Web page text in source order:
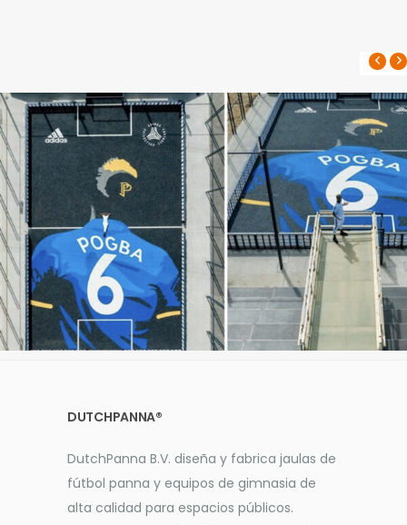
DUTCHPANNA®
DutchPanna B.V. diseña y fabrica jaulas de
fútbol panna y equipos de gimnasia de
alta calidad para espacios públicos.